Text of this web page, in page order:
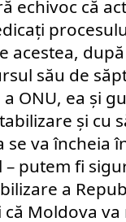
echivoc că
acestea,
său de
ONU, ea și
și cu
va încheia
putem fi
a
Moldova